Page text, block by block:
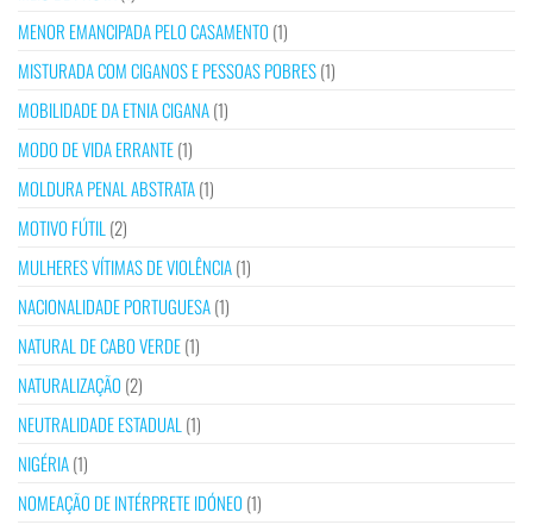
MENOR EMANCIPADA PELO CASAMENTO (1)
MISTURADA COM CIGANOS E PESSOAS POBRES(1)
MOBILIDADE DA ETNIA CIGANA(1)
MODO DE VIDA ERRANTE(1)
MOLDURA PENAL ABSTRATA(1)
MOTIVO FÚTIL (2)
MULHERES VÍTIMAS DE VIOLÊNCIA(1)
NACIONALIDADE PORTUGUESA(1)
NATURAL DE CABO VERDE(1)
NATURALIZAÇÃO (2)
NEUTRALIDADE ESTADUAL (1)
NIGÉRIA(1)
NOMEAÇÃO DE INTÉRPRETE IDÓNEO (1)